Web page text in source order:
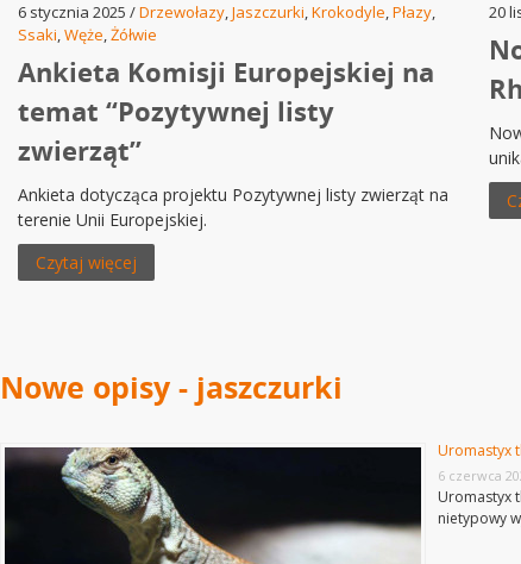
6 stycznia 2025 /Drzewołazy,Jaszczurki,Krokodyle,Płazy,
Ssaki,Węże,Żółwie
Ankieta Komisji Europejskiej na
temat “Pozytywnej listy
zwierząt”
Ankieta dotycząca projektu Pozytywnej listy zwierząt na
terenie Unii Europejskiej.
Czytaj więcej
20
Nowe opisy - jaszczurki
Uromastyx
6 czerwca
Uromastyx
nietypowy